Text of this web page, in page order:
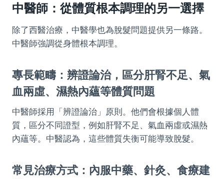
中醫師：從體質根本調理的另一選擇
除了西醫治療，中醫學也為脫髮問題提供另一條路。
中醫師強調從身體根本調理。
專長範疇：辨證論治，區分肝腎不足、氣
血兩虛、濕熱內蘊等體質問題
中醫師採用「辨證論治」原則。他們會根據個人體
質，區分不同證型，例如肝腎不足、氣血兩虛或濕熱
內蘊等。中醫認為，這些體質失衡可能導致脫髮。
常見治療方式：內服中藥、針灸、食療建